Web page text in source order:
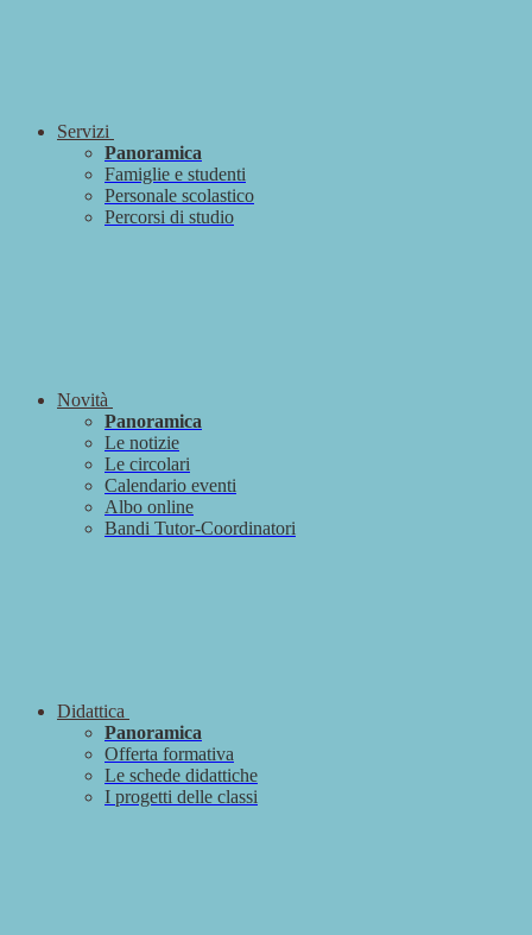
Servizi
Panoramica
Famiglie e studenti
Personale scolastico
Percorsi di studio
Novità
Panoramica
Le notizie
Le circolari
Calendario eventi
Albo online
Bandi Tutor-Coordinatori
Didattica
Panoramica
Offerta formativa
Le schede didattiche
I progetti delle classi